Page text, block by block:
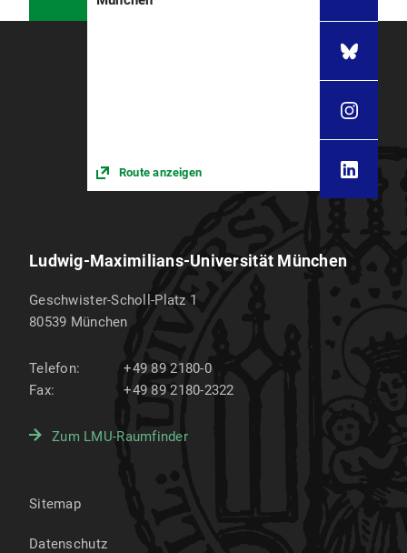
Route anzeigen
Ludwig-Maximilians-Universität München
Geschwister-Scholl-Platz 1
80539 München
Telefon:
+49 89 2180-0
Fax:
+49 89 2180-2322
Zum LMU-Raumfinder
Sitemap
Datenschutz